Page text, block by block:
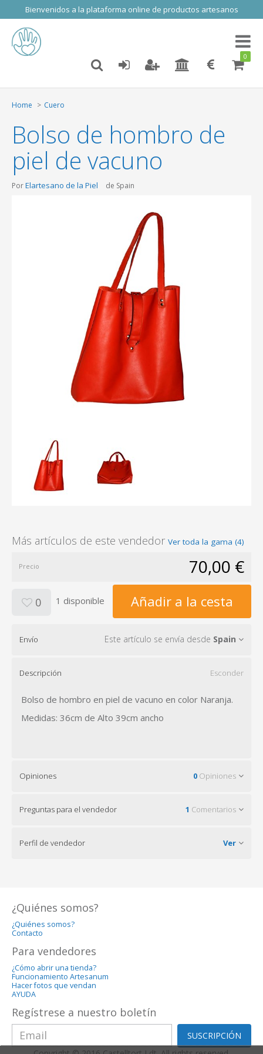
Bienvenidos a la plataforma online de productos artesanos
Toggle
0
Home Cuero
Bolso de hombro de
piel de vacuno
PorElartesano de la Piel de Spain
Más artículos de este vendedor Ver toda la gama (4)
Precio 70,00 €
0 1 disponible Añadir a la cesta
Envío Este artículo se envía desde Spain
Descripción Esconder
Bolso de hombro en piel de vacuno en color Naranja.
Medidas: 36cm de Alto 39cm ancho
Opiniones 0 Opiniones
Preguntas para el vendedor 1 Comentarios
Perfil de vendedor Ver
¿Quiénes somos?
¿Quiénes somos?
Contacto
Para vendedores
¿Cómo abrir una tienda?
Funcionamiento Artesanum
Hacer fotos que vendan
AYUDA
Regístrese a nuestro boletín
SUSCRIPCIÓN